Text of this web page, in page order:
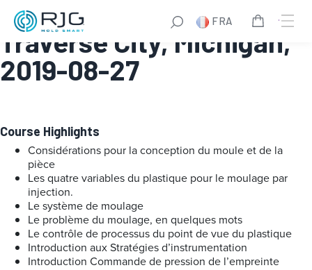
FRA
Systematic Molding:
Traverse City, Michigan,
2019-08-27
Course Highlights
Considérations pour la conception du moule et de la
pièce
Les quatre variables du plastique pour le moulage par
injection.
Le système de moulage
Le problème du moulage, en quelques mots
Le contrôle de processus du point de vue du plastique
Introduction aux Stratégies d’instrumentation
Introduction Commande de pression de l’empreinte